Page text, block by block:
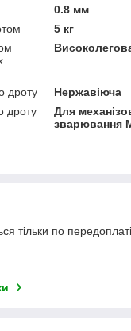
0.8 мм
5 кг
дроту
Нержавіюча
дроту
Для
зварювання
тільки по передоплаті.